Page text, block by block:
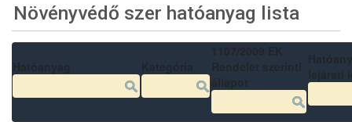
Növényvédő szer hatóanyag lista